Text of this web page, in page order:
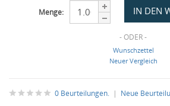
Menge:
- ODER -
Wunschzettel
Neuer Vergleich
0 Beurteilungen. | Neue